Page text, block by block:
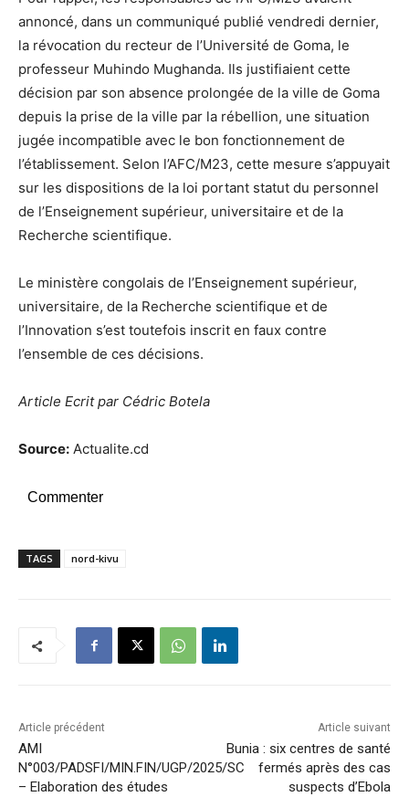
annoncé, dans un communiqué publié vendredi dernier,
la révocation du recteur de l’Université de Goma, le
professeur Muhindo Mughanda. Ils justifiaient cette
décision par son absence prolongée de la ville de Goma
depuis la prise de la ville par la rébellion, une situation
jugée incompatible avec le bon fonctionnement de
l’établissement. Selon l’AFC/M23, cette mesure s’appuyait
sur les dispositions de la loi portant statut du personnel
de l’Enseignement supérieur, universitaire et de la
Recherche scientifique.
Le ministère congolais de l’Enseignement supérieur,
universitaire, de la Recherche scientifique et de
l’Innovation s’est toutefois inscrit en faux contre
l’ensemble de ces décisions.
Article Ecrit par Cédric Botela
Source: Actualite.cd
Commenter
TAGS nord-kivu
Article précédent
AMI
N°003/PADSFI/MIN.FIN/UGP/2025/SC
– Elaboration des études
Article suivant
Bunia : six centres de santé
fermés après des cas
suspects d’Ebola